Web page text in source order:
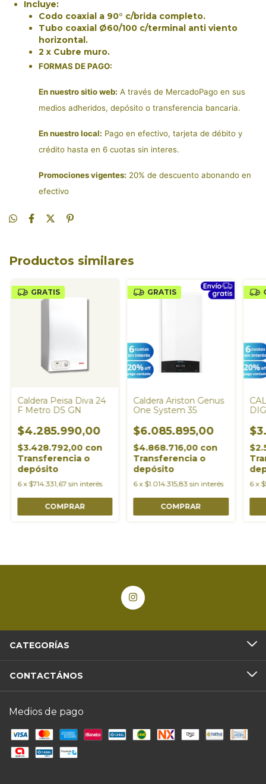
Incluye:
Codo coaxial a 90° c/brida completo.
Tubo coaxial Ø60/100 c/terminal anti viento
horizontal.
2 x Cubre muro.
FORMAS DE PAGO:
En nuestro sitio web: A través de MercadoPago en sus
medios adheridos, depósito o transferencia bancaria.
En nuestro local: Pago en efectivo, tarjeta de débito y
crédito hasta en 6 cuotas sin interes.
Promociones vigentes: 20% de descuento abonando en
efectivo
Productos similares
GRATIS
Caldera Peisa Diva 24
F Metro DS GN
$4.285.990,00
$3.428.792,00 con
Transferencia o
depósito
6 x $714.331,67 sin interés
GRATIS
Caldera Ariston Genus
One System 35
$6.085.895,00
$4.868.716,00 con
Transferencia o
depósito
6 x $1.014.315,83 sin interés 6 x
CATEGORÍAS
CONTACTÁNOS
Medios de pago